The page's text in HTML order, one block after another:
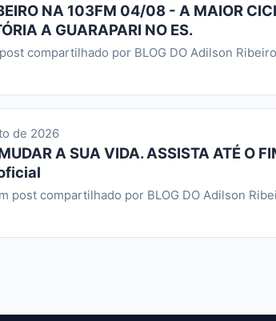
NA 103FM 04/08 - A MAIOR
A GUARAPARI NO ES.
compartilhado por BLOG DO Adilson Ribeiro
de 2026
A SUA VIDA. ASSISTA ATÉ O
post compartilhado por BLOG DO Adilson